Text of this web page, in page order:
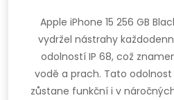
Apple iPhone 15 256 GB
vydržel nástrahy
odolností IP 68, což
vodě a prach. Tato odolnost
zůstane funkční i v